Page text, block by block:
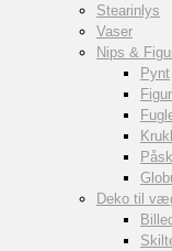
Stearinlys
Vaser
Nips &
Pynt
Deko til